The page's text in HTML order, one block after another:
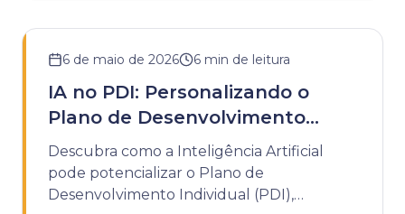
6 de maio de 2026 6 min de leitura
IA no PDI: Personalizando o
Plano de Desenvolvimento
Individual
Descubra como a Inteligência Artificial
pode potencializar o Plano de
Desenvolvimento Individual (PDI),